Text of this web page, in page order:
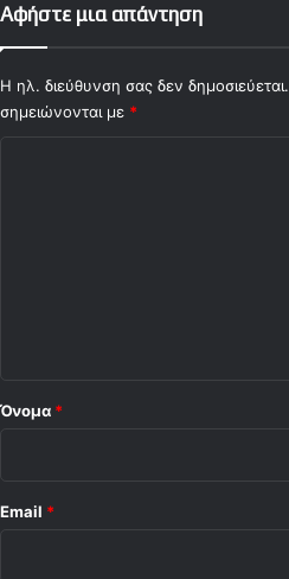
Αφήστε μια απάντηση
Η ηλ. διεύθυνση σας δεν δημοσιεύεται.
σημειώνονται με *
Όνομα *
Email *